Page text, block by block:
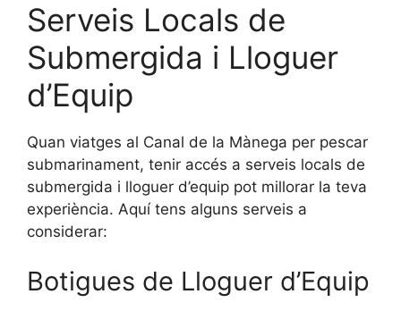
Serveis Locals de
Submergida i Lloguer
d’Equip
Quan viatges al Canal de la Mànega per pescar
submarinament, tenir accés a serveis locals de
submergida i lloguer d’equip pot millorar la teva
experiència. Aquí tens alguns serveis a
considerar:
Botigues de Lloguer d’Equip